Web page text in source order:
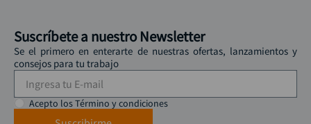
Suscríbete a nuestro Newsletter
Se el primero en enterarte de nuestras ofertas, lanzamientos y
consejos para tu trabajo
Acepto los Término y condiciones